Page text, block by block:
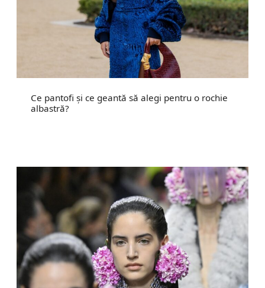
Ce pantofi și ce geantă să alegi pentru o rochie
albastră?